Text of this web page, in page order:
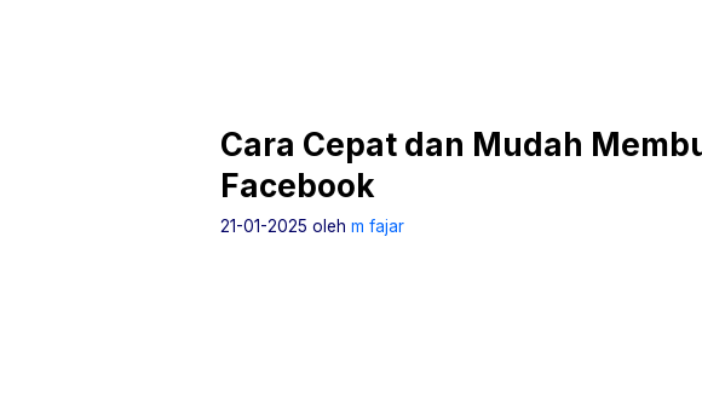
Cara Cepat dan Mudah
Facebook
21-01-2025 oleh m fajar